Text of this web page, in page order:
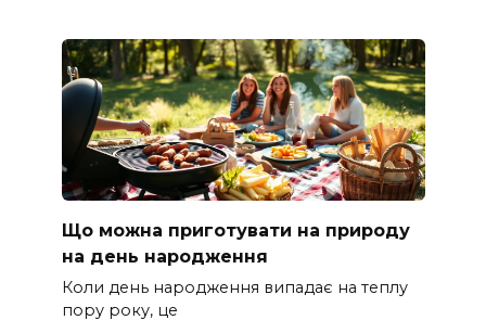
Що можна приготувати на природу
на день народження
Коли день народження випадає на теплу
пору року, це